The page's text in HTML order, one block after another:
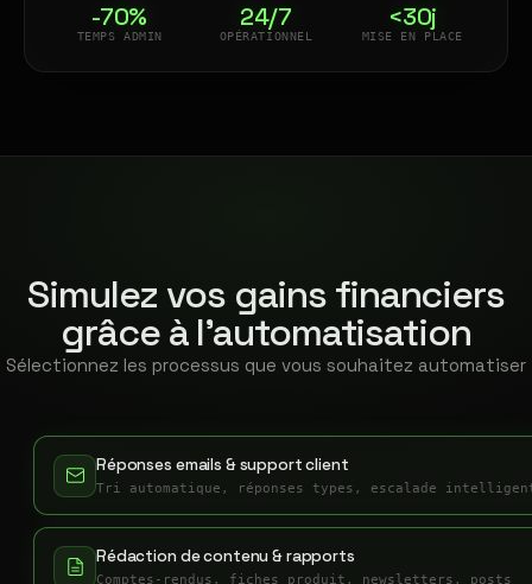
-70%
TEMPS ADMIN
24/7
OPÉRATIONNEL
<30j
MISE EN PLACE
Simulez vos gains financiers
grâce à l'automatisation
Sélectionnez les processus que vous souhaitez automatiser
Réponses emails & support client
Tri automatique, réponses types, escalade
Rédaction de contenu & rapports
Comptes-rendus, fiches produit, newsletters, posts